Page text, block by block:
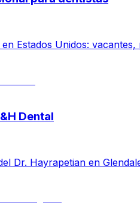
Estados Unidos:
Dental
Dr. Hayrapetian en